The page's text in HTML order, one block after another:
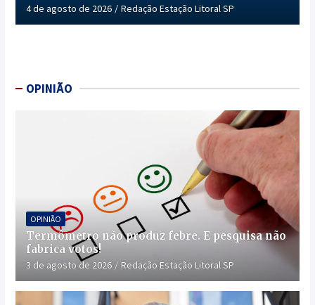
4 de agosto de 2026 Redação Estação Litoral SP
OPINIÃO
OPINIÃO
Termômetro não produz febre. E pesquisa não
fabrica votos!
3 de agosto de 2026 Redação Estação Litoral SP